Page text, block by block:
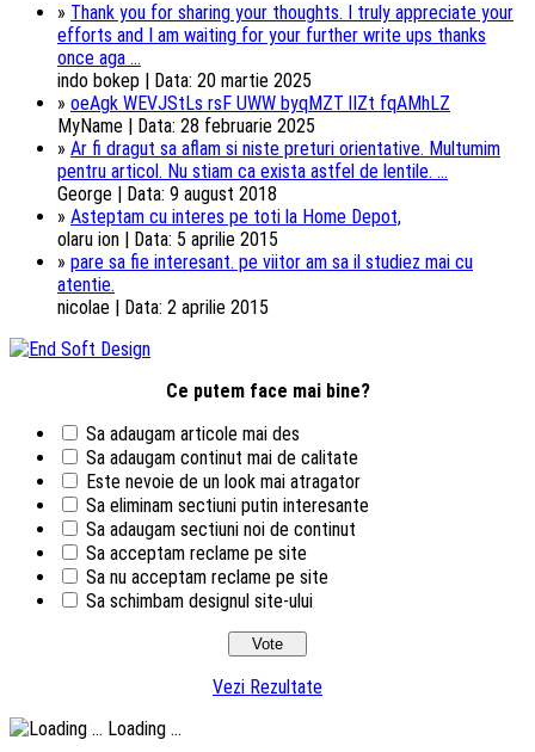
» Thank you for sharing your thoughts. I truly appreciate your
efforts and I am waiting for your further write ups thanks
once aga ...
indo bokep | Data: 20 martie 2025
» oeAgk WEVJStLs rsF UWW byqMZT lIZt fqAMhLZ
MyName | Data: 28 februarie 2025
» Ar fi dragut sa aflam si niste preturi orientative. Multumim
pentru articol. Nu stiam ca exista astfel de lentile. ...
George | Data: 9 august 2018
» Asteptam cu interes pe toti la Home Depot,
olaru ion | Data: 5 aprilie 2015
» pare sa fie interesant. pe viitor am sa il studiez mai cu
atentie.
nicolae | Data: 2 aprilie 2015
Ce putem face mai bine?
Sa adaugam articole mai des
Sa adaugam continut mai de calitate
Este nevoie de un look mai atragator
Sa eliminam sectiuni putin interesante
Sa adaugam sectiuni noi de continut
Sa acceptam reclame pe site
Sa nu acceptam reclame pe site
Sa schimbam designul site-ului
Vezi Rezultate
Loading ...